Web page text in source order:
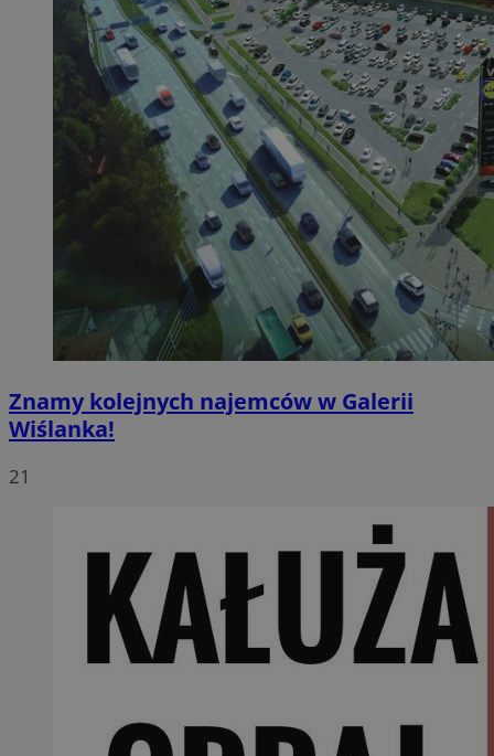
Znamy kolejnych najemców w Galerii
Wiślanka!
21